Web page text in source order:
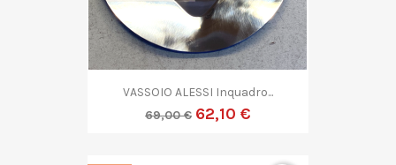
VASSOIO ALESSI Inquadro...
69,00 € 62,10 €